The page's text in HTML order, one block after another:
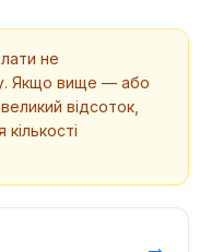
не
Якщо вище — або
відсоток,